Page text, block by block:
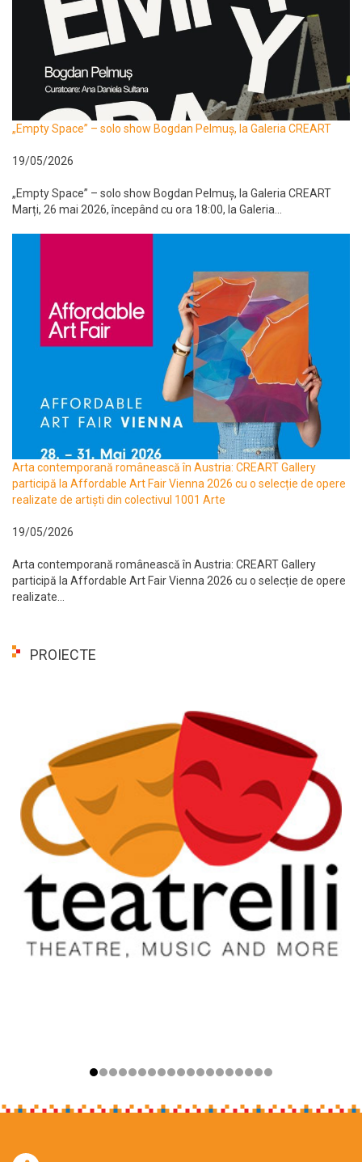
„Empty Space” – solo show Bogdan Pelmuș, la Galeria CREART
19/05/2026
„Empty Space” – solo show Bogdan Pelmuș, la Galeria CREART
Marți, 26 mai 2026, începând cu ora 18:00, la Galeria...
Arta contemporană românească în Austria: CREART Gallery
participă la Affordable Art Fair Vienna 2026 cu o selecție de opere
realizate de artiști din colectivul 1001 Arte
19/05/2026
Arta contemporană românească în Austria: CREART Gallery
participă la Affordable Art Fair Vienna 2026 cu o selecție de opere
realizate...
PROIECTE